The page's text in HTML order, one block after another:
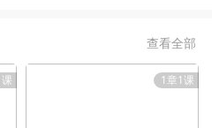
查看全部
1章1课